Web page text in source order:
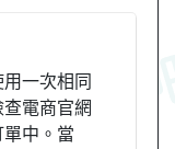
一次相同
電商官網
中。當